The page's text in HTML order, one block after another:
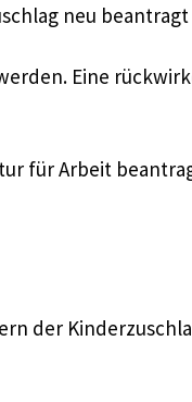
neu
Eine
für Arbeit
der